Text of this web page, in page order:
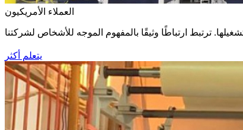
العملاء الأمريكيون
يتعلم أكثر